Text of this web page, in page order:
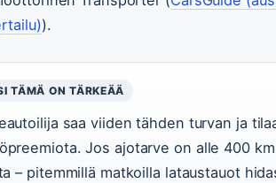
).
TÄMÄ ON TÄRKEÄÄ
saa viiden tähden turvan ja
Jos ajotarve on alle 400
– pitemmillä matkoilla lataustauot